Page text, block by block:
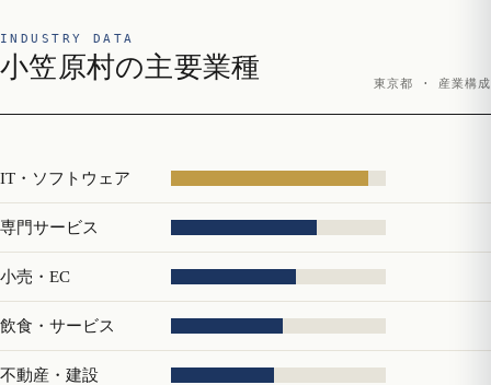
INDUSTRY DATA
小笠原村の主要業種
東京都 · 産業構成
IT・ソフトウェア
専門サービス
小売・EC
飲食・サービス
不動産・建設